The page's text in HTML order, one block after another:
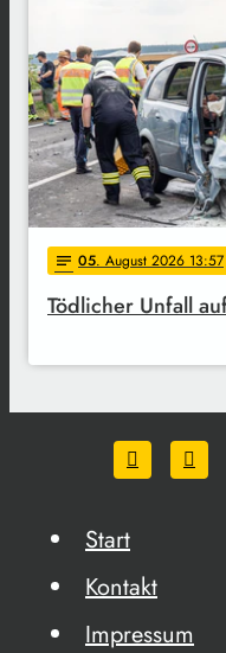
notes 05. August 2026 13:57
Tödlicher Unfall
Start
Kontakt
Impressum